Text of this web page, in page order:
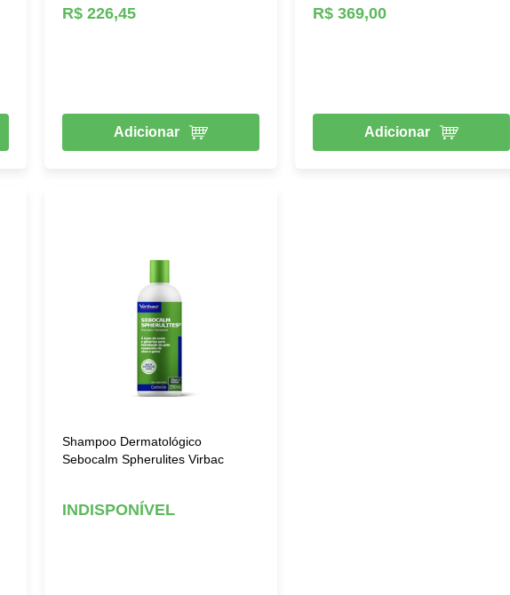
R$ 226,45
Adicionar
R$ 369,00
Adicionar
Shampoo Dermatológico
Sebocalm Spherulites Virbac
INDISPONÍVEL